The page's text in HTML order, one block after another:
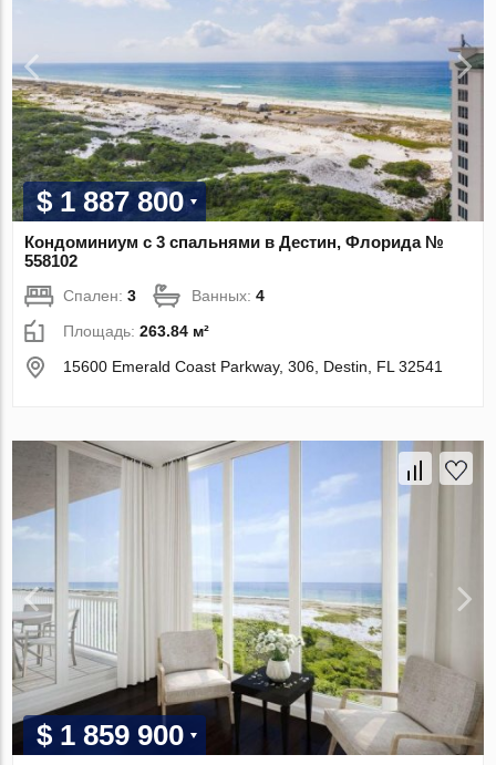
$ 1 887 800
Кондоминиум с 3 спальнями в Дестин, Флорида №
558102
Спален:3 Ванных:4
Площадь:263.84 м²
15600 Emerald Coast Parkway, 306, Destin, FL 32541
$ 1 859 900